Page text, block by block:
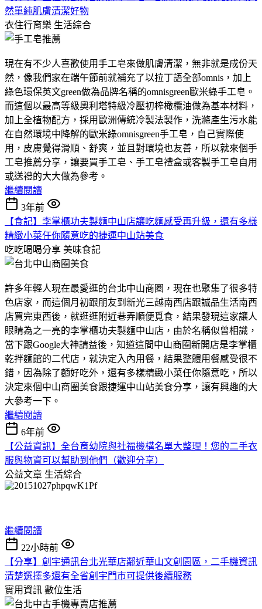
然單純肌膚清潔好物
衣住行育樂 生活綜合
現在有不少人喜歡使用手工皂來做肌膚清潔，無非就是成份天
然，像我們家在端午節前就補充了以拉丁語全部omnis，加上
綠色環保英文green做為品牌名稱的omnisgreen歐米綠手工皂。
而這個以最高等級奧利塔特級冷壓初榨橄欖油做為基本材料，
加上全植物配方，採用歐洲傳統冷製法製作，洗滌產生污水能
在自然環境中降解的歐米綠omnisgreen手工皂，自己實際使
用，皮膚覺得滑順、舒爽，並且對環境也友善，所以就來個手
工皂推薦分享，讓要買手工皂、手工皂禮盒或客製手工皂自用
或送禮的大大做為參考。
繼續閱讀
3年前
【食記】李掌櫃功夫製麵中山店讓吃麵感受再升級，還有多樣
精緻小菜任你隨意吃的捷運中山站美食
吃吃喝喝分享 美味食記
許多年輕人現在最愛逛的台北中山商圈，現在也聚集了很多特
色店家，而這個月初跟朋友到新光三越南西店跟誠品生活南西
店買完東西後，就逛逛附近巷弄順便覓食，結果發現這家讓人
眼睛為之一亮的李掌櫃功夫製麵中山店，由於名稱似曾相識，
當下跟Google大神請益後，知道這間中山商圈新開店是李掌櫃
乾拌麵館的二代店，就決定入內用餐，結果整體用餐感受很不
錯，因為除了麵好吃外，還有多樣精緻小菜任你隨意吃，所以
決定來個中山商圈美食跟捷運中山站美食分享，讓有興趣的大
大參考一下。
繼續閱讀
6年前
【公益資訊】全台育幼院與社福機構名單大整理！您的二手衣
服與物資可以幫助到他們（歡迎分享）
公益文章 生活綜合
繼續閱讀
22小時前
【分享】創宇通訊台北光華店鄰近華山文創園區，二手機資訊
清楚選擇多還有全省創宇門市可提供後續服務
實用資訊 數位生活